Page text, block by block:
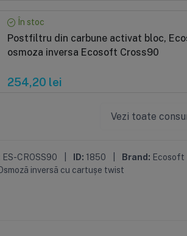
În stoc
Postfiltru din carbune activat bloc,
osmoza inversa Ecosoft Cross90
254,20 lei
Vezi toate
ES-CROSS90 ID: 1850 Brand: Ecosoft
inversă cu cartușe twist